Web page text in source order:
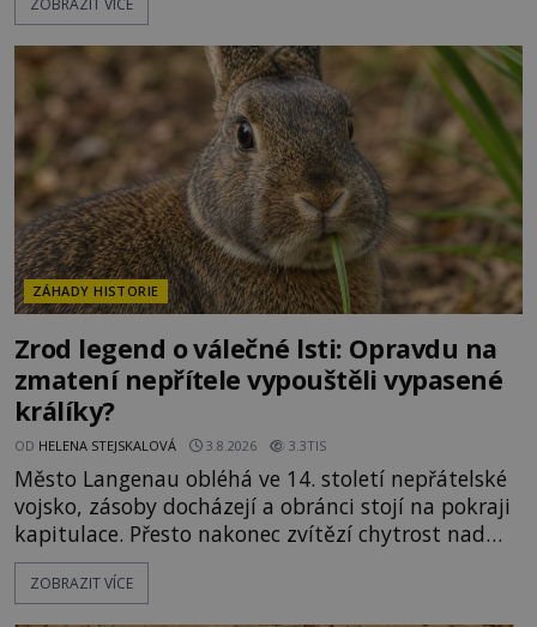
počasí s jen nepatrnými stopami koroze. Jeho
ztracených technologiích či tajemných
materiálech. Moderní metalurgie však ukazuje, že
skutečné vysvětlení je ješt
ZOBRAZIT VÍCE
ZÁHADY HISTORIE
Zrod legend o válečné lsti: Opravdu na
zmatení nepřítele vypouštěli vypasené
králíky?
OD HELENA STEJSKALOVÁ 3.8.2026 3.3TIS
Město Langenau obléhá ve 14. století nepřátelské
vojsko, zásoby docházejí a obránci stojí na pokraji
kapitulace. Přesto nakonec zvítězí chytrost nad
hrubou silou. Podle staré německé legendy vypustí
obyvatelé za hradby dobře živeného králíka, aby
ZOBRAZIT VÍCE